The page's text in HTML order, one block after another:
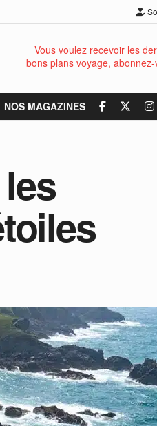
Vous voulez recevoir les
bons plans voyage, abonnez-
NOS MAGAZINES